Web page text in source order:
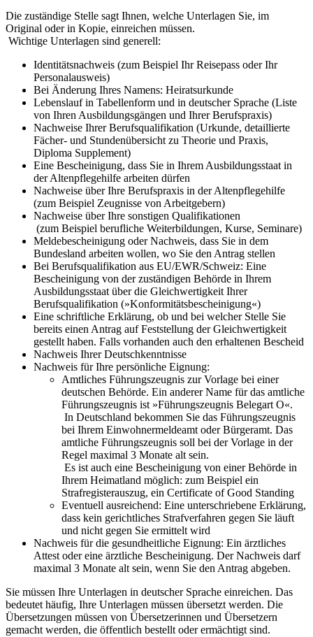
Die zuständige Stelle sagt Ihnen, welche Unterlagen Sie, im
Original oder in Kopie, einreichen müssen.
Wichtige Unterlagen sind generell:
Identitätsnachweis (zum Beispiel Ihr Reisepass oder Ihr
Personalausweis)
Bei Änderung Ihres Namens: Heiratsurkunde
Lebenslauf in Tabellenform und in deutscher Sprache (Liste
von Ihren Ausbildungsgängen und Ihrer Berufspraxis)
Nachweise Ihrer Berufsqualifikation (Urkunde, detaillierte
Fächer- und Stundenübersicht zu Theorie und Praxis,
Diploma Supplement)
Eine Bescheinigung, dass Sie in Ihrem Ausbildungsstaat in
der Altenpflegehilfe arbeiten dürfen
Nachweise über Ihre Berufspraxis in der Altenpflegehilfe
(zum Beispiel Zeugnisse von Arbeitgebern)
Nachweise über Ihre sonstigen Qualifikationen
(zum Beispiel berufliche Weiterbildungen, Kurse, Seminare)
Meldebescheinigung oder Nachweis, dass Sie in dem
Bundesland arbeiten wollen, wo Sie den Antrag stellen
Bei Berufsqualifikation aus EU/EWR/Schweiz: Eine
Bescheinigung von der zuständigen Behörde in Ihrem
Ausbildungsstaat über die Gleichwertigkeit Ihrer
Berufsqualifikation (»Konformitätsbescheinigung«)
Eine schriftliche Erklärung, ob und bei welcher Stelle Sie
bereits einen Antrag auf Feststellung der Gleichwertigkeit
gestellt haben. Falls vorhanden auch den erhaltenen Bescheid
Nachweis Ihrer Deutschkenntnisse
Nachweis für Ihre persönliche Eignung:
Amtliches Führungszeugnis zur Vorlage bei einer
deutschen Behörde. Ein anderer Name für das amtliche
Führungszeugnis ist »Führungszeugnis Belegart O«.
In Deutschland bekommen Sie das Führungszeugnis
bei Ihrem Einwohnermeldeamt oder Bürgeramt. Das
amtliche Führungszeugnis soll bei der Vorlage in der
Regel maximal 3 Monate alt sein.
Es ist auch eine Bescheinigung von einer Behörde in
Ihrem Heimatland möglich: zum Beispiel ein
Strafregisterauszug, ein Certificate of Good Standing
Eventuell ausreichend: Eine unterschriebene Erklärung,
dass kein gerichtliches Strafverfahren gegen Sie läuft
und nicht gegen Sie ermittelt wird
Nachweis für die gesundheitliche Eignung: Ein ärztliches
Attest oder eine ärztliche Bescheinigung. Der Nachweis darf
maximal 3 Monate alt sein, wenn Sie den Antrag abgeben.
Sie müssen Ihre Unterlagen in deutscher Sprache einreichen. Das
bedeutet häufig, Ihre Unterlagen müssen übersetzt werden. Die
Übersetzungen müssen von Übersetzerinnen und Übersetzern
gemacht werden, die öffentlich bestellt oder ermächtigt sind.